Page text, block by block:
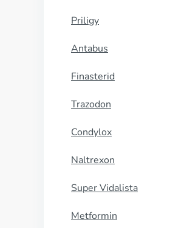
Priligy
Antabus
Finasterid
Trazodon
Condylox
Naltrexon
Super Vidalista
Metformin